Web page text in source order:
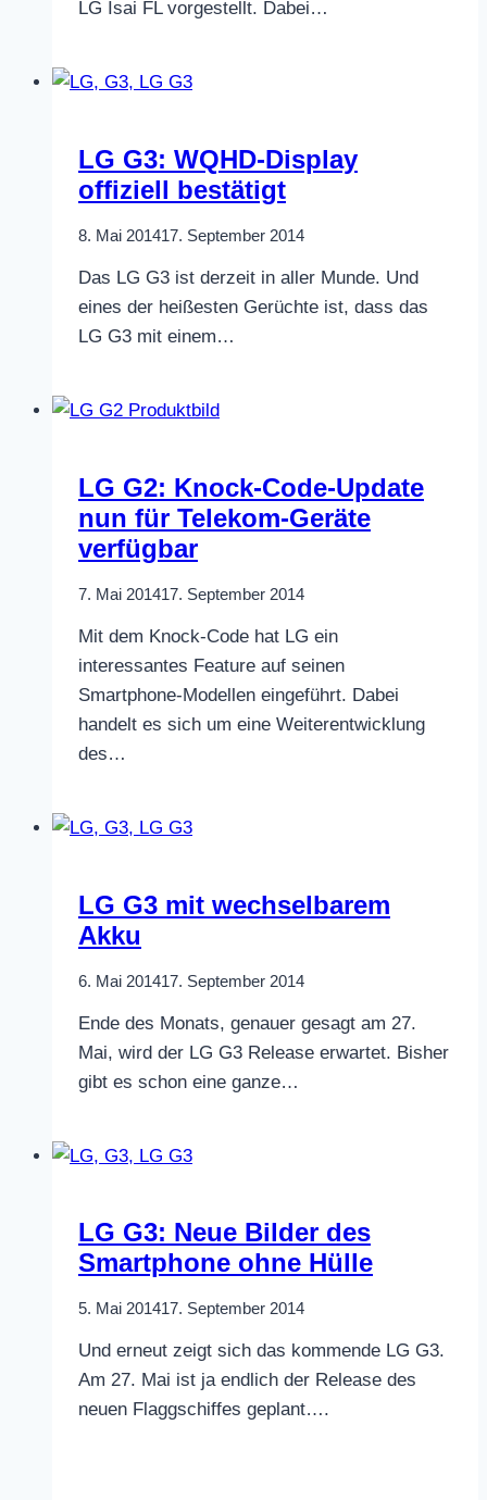
LG Isai FL vorgestellt. Dabei…
LG G3: WQHD-Display
offiziell bestätigt
8. Mai 201417. September 2014
Das LG G3 ist derzeit in aller Munde. Und
eines der heißesten Gerüchte ist, dass das
LG G3 mit einem…
LG G2: Knock-Code-Update
nun für Telekom-Geräte
verfügbar
7. Mai 201417. September 2014
Mit dem Knock-Code hat LG ein
interessantes Feature auf seinen
Smartphone-Modellen eingeführt. Dabei
handelt es sich um eine Weiterentwicklung
des…
LG G3 mit wechselbarem
Akku
6. Mai 201417. September 2014
Ende des Monats, genauer gesagt am 27.
Mai, wird der LG G3 Release erwartet. Bisher
gibt es schon eine ganze…
LG G3: Neue Bilder des
Smartphone ohne Hülle
5. Mai 201417. September 2014
Und erneut zeigt sich das kommende LG G3.
Am 27. Mai ist ja endlich der Release des
neuen Flaggschiffes geplant….